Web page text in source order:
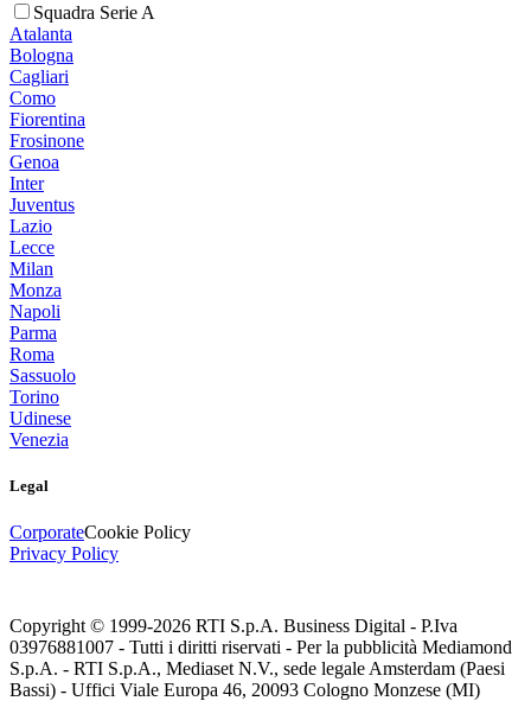
Squadra Serie A
Atalanta
Bologna
Cagliari
Como
Fiorentina
Frosinone
Genoa
Inter
Juventus
Lazio
Lecce
Milan
Monza
Napoli
Parma
Roma
Sassuolo
Torino
Udinese
Venezia
Legal
CorporateCookie Policy
Privacy Policy
Copyright © 1999-2026 RTI S.p.A. Business Digital - P.Iva
03976881007 - Tutti i diritti riservati - Per la pubblicità Mediamond
S.p.A. - RTI S.p.A., Mediaset N.V., sede legale Amsterdam (Paesi
Bassi) - Uffici Viale Europa 46, 20093 Cologno Monzese (MI)